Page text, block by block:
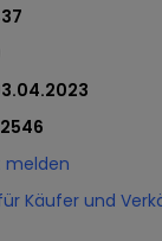
melden
Käufer und